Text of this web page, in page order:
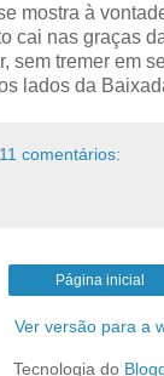
mostra à
cai nas graças
sem tremer em
lados da
11 comentários:
Página inicial
Ver versão para a
Tecnologia do